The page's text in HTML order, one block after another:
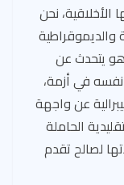
الأخلاقية، نحن
والديموقراطية
وهو يتحدث عن
في أزمة،
عن واجهة
الحاملة
لصالح تقدم